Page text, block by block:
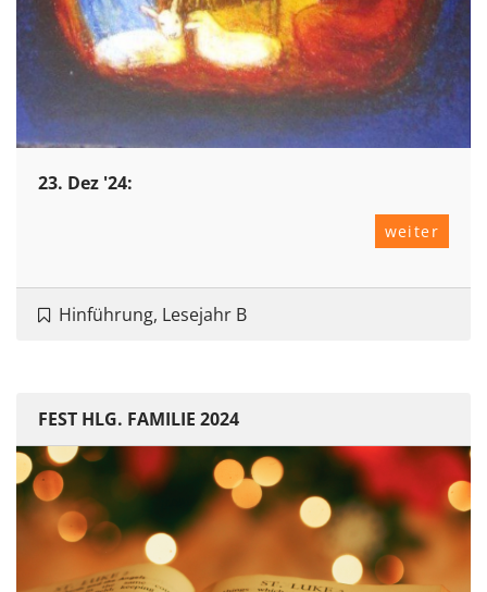
23. Dez '24:
weiter
Hinführung, Lesejahr B
FEST HLG. FAMILIE 2024